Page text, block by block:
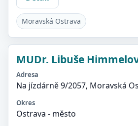
Moravská Ostrava
MUDr. Libuše
Adresa
Na jízdárně 9/2057, Moravská
Okres
Ostrava - město